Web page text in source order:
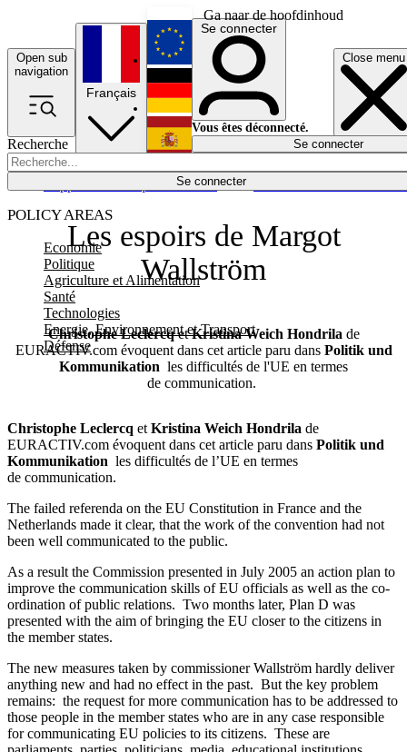
Ga naar de hoofdinhoud
Open sub
navigation
Close menu
Recherche
Se connecter
POLICY AREAS
Economie
Politique
Agriculture et Alimentation
Santé
Technologies
Energie, Environnement et Transport
Défense
Économie
Français
English
Deutsch
Español
Se connecter
Vous êtes déconnecté.
Se connecter
Les espoirs de Margot
Wallström
Christophe LeclercqetKristina Weich Hondrila de
EURACTIV.com évoquent dans cet article paru dans Politik und
Kommunikation les difficultés de l'UE en termes
de communication.
Christophe Leclercq et Kristina Weich Hondrila de
EURACTIV.com évoquent dans cet article paru dans Politik und
Kommunikation les difficultés de l’UE en termes
de communication.
The failed referenda on the EU Constitution in France and the
Netherlands made it clear, that the work of the convention had not
been well communicated to the public.
As a result the Commission presented in July 2005 an action plan to
improve the communication skills of EU officials as well as the co-
ordination of public relations. Two months later, Plan D was
presented with the aim of bringing the EU closer to the citizens in
the member states.
The new measures taken by commissioner Wallström hardly deliver
anything new and had no effect in the past. But the key problem
remains: the request for more communication has to be addressed to
those people in the member states who are in any case responsible
for communicating EU policies to its citizens. These are